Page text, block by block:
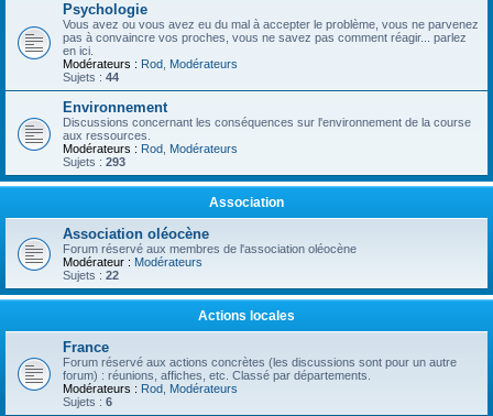
Psychologie
Vous avez ou vous avez eu du mal à accepter le problème, vous ne parvenez
pas à convaincre vos proches, vous ne savez pas comment réagir... parlez
en ici.
Modérateurs : Rod Modérateurs
Sujets : 44
Environnement
Discussions concernant les conséquences sur l'environnement de la course
aux ressources.
Modérateurs : Rod Modérateurs
Sujets : 293
Association
Association oléocène
Forum réservé aux membres de l'association oléocène
Modérateur : Modérateurs
Sujets : 22
Actions locales
France
Forum réservé aux actions concrètes (les discussions sont pour un autre
forum) : réunions, affiches, etc. Classé par départements.
Modérateurs : Rod Modérateurs
Sujets : 6